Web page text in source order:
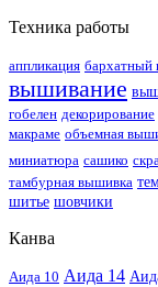
Техника работы
аппликация бархатный
вышивание
гобелен декорирование
макраме объемная
миниатюра сашико
тамбурная вышивка
шитье шовчики
Канва
Аида 10 Аида 14